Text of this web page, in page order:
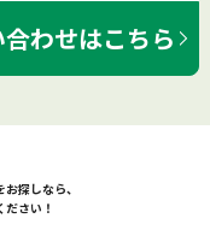
わせはこちら
探しなら、
さい！